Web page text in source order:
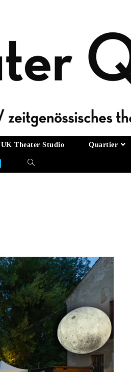
Theater Studio Quartier